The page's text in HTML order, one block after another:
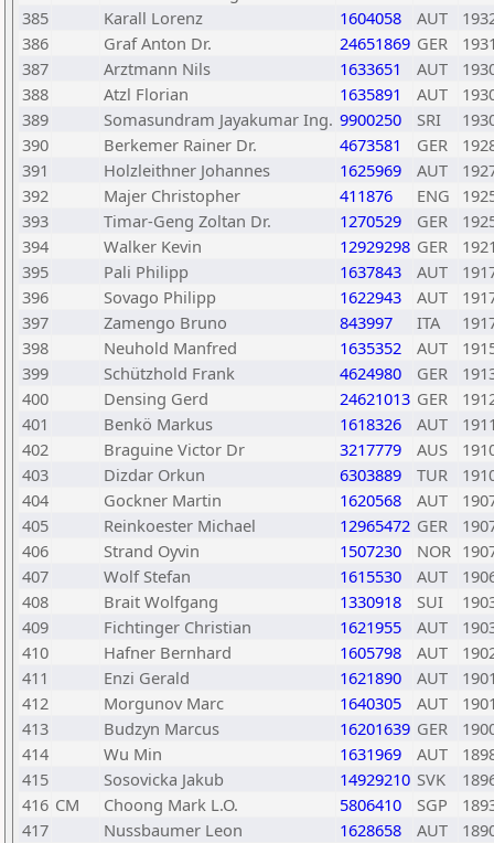
385
Karall Lorenz 1604058 AUT
386
Graf Anton Dr. 24651869 GER
387
Arztmann Nils 1633651 AUT
388
Atzl Florian 1635891 AUT
389
Somasundram Jayakumar Ing. 9900250 SRI
390
Berkemer Rainer Dr. 4673581 GER
391
Holzleithner Johannes 1625969 AUT
392
Majer Christopher 411876 ENG
393
Timar-Geng Zoltan Dr. 1270529 GER
394
Walker Kevin 12929298 GER
395
Pali Philipp 1637843 AUT
396
Sovago Philipp 1622943 AUT
397
Zamengo Bruno 843997 ITA
398
Neuhold Manfred 1635352 AUT
399
Schützhold Frank 4624980 GER
400
Densing Gerd 24621013 GER
401
Benkö Markus 1618326 AUT
402
Braguine Victor Dr 3217779 AUS
403
Dizdar Orkun 6303889 TUR
404
Gockner Martin 1620568 AUT
405
Reinkoester Michael 12965472 GER
406
Strand Oyvin 1507230 NOR
407
Wolf Stefan 1615530 AUT
408
Brait Wolfgang 1330918 SUI
409
Fichtinger Christian 1621955 AUT
410
Hafner Bernhard 1605798 AUT
411
Enzi Gerald 1621890 AUT
412
Morgunov Marc 1640305 AUT
413
Budzyn Marcus 16201639 GER
414
Wu Min 1631969 AUT
415
Sosovicka Jakub 14929210 SVK
416 CM Choong Mark L.O. 5806410 SGP
417
Nussbaumer Leon 1628658 AUT